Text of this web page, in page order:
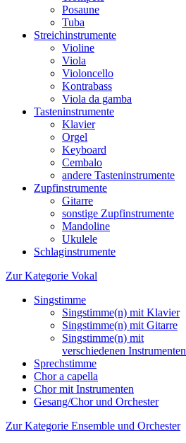
Posaune
Tuba
Streichinstrumente
Violine
Viola
Violoncello
Kontrabass
Viola da gamba
Tasteninstrumente
Klavier
Orgel
Keyboard
Cembalo
andere Tasteninstrumente
Zupfinstrumente
Gitarre
sonstige Zupfinstrumente
Mandoline
Ukulele
Schlaginstrumente
Zur Kategorie Vokal
Singstimme
Singstimme(n) mit Klavier
Singstimme(n) mit Gitarre
Singstimme(n) mit
verschiedenen Instrumenten
Sprechstimme
Chor a capella
Chor mit Instrumenten
Gesang/Chor und Orchester
Zur Kategorie Ensemble und Orchester